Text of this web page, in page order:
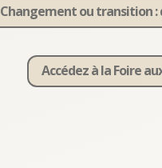
Changement ou transition :
Accédez à la Foire